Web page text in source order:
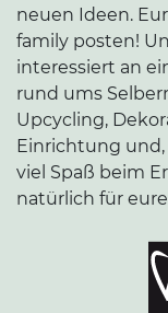
neuen Ideen.
family posten!
interessiert an
rund ums
Upcycling,
Einrichtung und,
viel Spaß beim
natürlich für